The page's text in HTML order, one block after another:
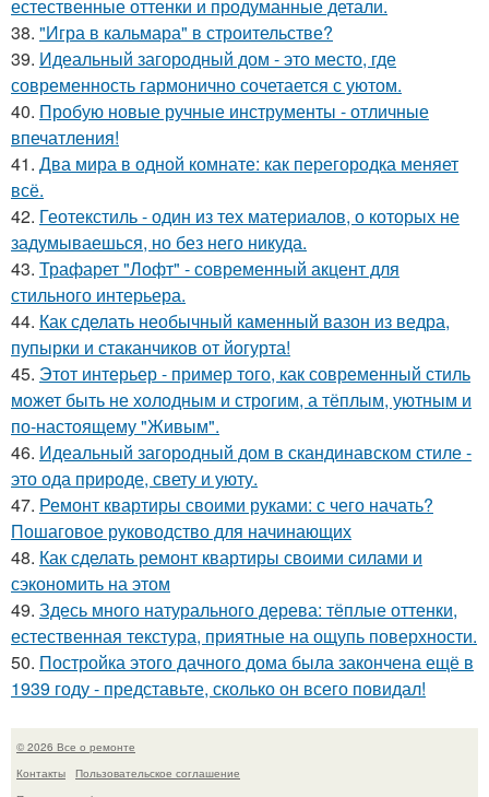
естественные оттенки и продуманные детали.
38. "Игра в кальмара" в строительстве?
39. Идеальный загородный дом - это место, где
современность гармонично сочетается с уютом.
40. Пробую новые ручные инструменты - отличные
впечатления!
41. Два мира в одной комнате: как перегородка меняет
всё.
42. Геотекстиль - один из тех материалов, о которых не
задумываешься, но без него никуда.
43. Трафарет "Лофт" - современный акцент для
стильного интерьера.
44. Как сделать необычный каменный вазон из ведра,
пупырки и стаканчиков от йогурта!
45. Этот интерьер - пример того, как современный стиль
может быть не холодным и строгим, а тёплым, уютным и
по-настоящему "Живым".
46. Идеальный загородный дом в скандинавском стиле -
это ода природе, свету и уюту.
47. Ремонт квартиры своими руками: с чего начать?
Пошаговое руководство для начинающих
48. Как сделать ремонт квартиры своими силами и
сэкономить на этом
49. Здесь много натурального дерева: тёплые оттенки,
естественная текстура, приятные на ощупь поверхности.
50. Постройка этого дачного дома была закончена ещё в
1939 году - представьте, сколько он всего повидал!
© 2026 Все о ремонте
Контакты
Пользовательское соглашение